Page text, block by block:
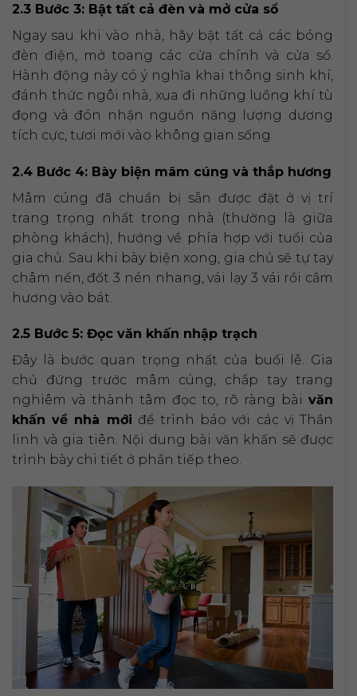
2.3 Bước 3: Bật tất cả đèn và mở cửa sổ
Ngay sau khi vào nhà, hãy bật tất cả các bóng
đèn điện, mở toang các cửa chính và cửa sổ.
Hành động này có ý nghĩa khai thông sinh khí,
đánh thức ngôi nhà, xua đi những luồng khí tù
đọng và đón nhận nguồn năng lượng dương
tích cực, tươi mới vào không gian sống.
2.4 Bước 4: Bày biện mâm cúng và thắp hương
Mâm cúng đã chuẩn bị sẵn được đặt ở vị trí
trang trọng nhất trong nhà (thường là giữa
phòng khách), hướng về phía hợp với tuổi của
gia chủ. Sau khi bày biện xong, gia chủ sẽ tự tay
châm nến, đốt 3 nén nhang, vái lạy 3 vái rồi cắm
hương vào bát.
2.5 Bước 5: Đọc văn khấn nhập trạch
Đây là bước quan trọng nhất của buổi lễ. Gia
chủ đứng trước mâm cúng, chắp tay trang
nghiêm và thành tâm đọc to, rõ ràng bài văn
khấn về nhà mới để trình báo với các vị Thần
linh và gia tiên. Nội dung bài văn khấn sẽ được
trình bày chi tiết ở phần tiếp theo.